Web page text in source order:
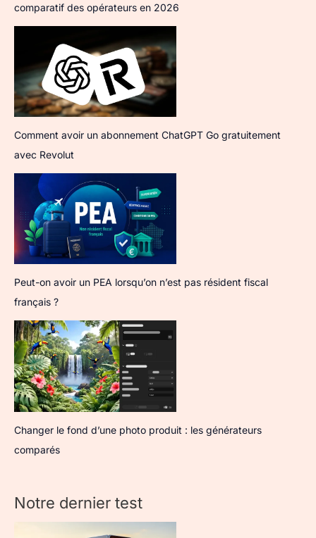
comparatif des opérateurs en 2026
Comment avoir un abonnement ChatGPT Go gratuitement
avec Revolut
Peut-on avoir un PEA lorsqu’on n’est pas résident fiscal
français ?
Changer le fond d’une photo produit : les générateurs
comparés
Notre dernier test